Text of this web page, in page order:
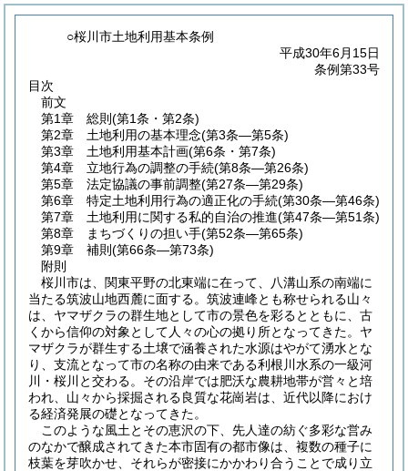
○桜川市土地利用基本条例
平成30年6月15日
条例第33号
目次
前文
第1章
総則 (第1条・第2条)
第2章
土地利用の基本理念(第3条―第5条)
第3章
土地利用基本計画(第6条・第7条)
第4章
立地行為の調整の手続(第8条―第26条)
第5章
法定協議の事前調整(第27条―第29条)
第6章
特定土地利用行為の適正化の手続(第30条―第46条)
第7章
土地利用に関する私的自治の推進(第47条―第51条)
第8章
まちづくりの担い手(第52条―第65条)
第9章
補則 (第66条―第73条)
附則
桜川市は、関東平野の北東端に在って、八溝山系の南端に
当たる筑波山地西麓に面する。筑波連峰とも称せられる山々
は、ヤマザクラの群生地として市の景色を彩るとともに、古
くから信仰の対象として人々の心の拠り所となってきた。ヤ
マザクラが群生する土壌で涵養された水源はやがて湧水とな
り、支流となって市の名称の由来である利根川水系の一級河
川・桜川と交わる。その沿岸では肥沃な農耕地帯が営々と培
われ、山々から採掘される良質な花崗岩は、近代以降におけ
る経済発展の礎となってきた。
このような風土とその恵沢の下、先人達の紡ぐ多彩な営み
のなかで醸成されてきた本市固有の都市像は、複数の種子に
枝葉を芽吹かせ、それらが密接にかかわり合うことで成り立